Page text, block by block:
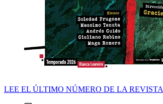
LEE EL ÚLTIMO NÚMERO DE LA REVISTA